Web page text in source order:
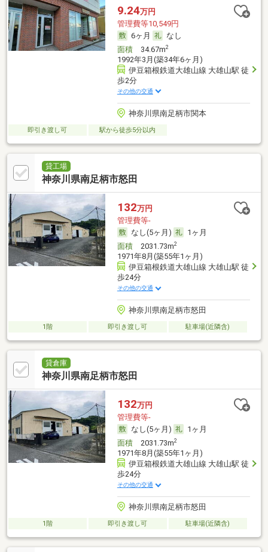
9.24万円
管理費等10,549円
6ヶ月
なし
面積34.67m2
1992年3月(築34年6ヶ月)
伊豆箱根鉄道大雄山線 大雄山駅 徒
歩2分
その他の交通
神奈川県南足柄市関本
即引き渡し可 駅から徒歩5分以内
貸工場
神奈川県南足柄市怒田
132万円
管理費等-
なし(5ヶ月)
1ヶ月
面積2031.73m2
1971年8月(築55年1ヶ月)
伊豆箱根鉄道大雄山線 大雄山駅 徒
歩24分
その他の交通
神奈川県南足柄市怒田
1階 即引き渡し可 駐車場(近隣含)
貸倉庫
神奈川県南足柄市怒田
132万円
管理費等-
なし(5ヶ月)
1ヶ月
面積2031.73m2
1971年8月(築55年1ヶ月)
伊豆箱根鉄道大雄山線 大雄山駅 徒
歩24分
その他の交通
神奈川県南足柄市怒田
1階 即引き渡し可 駐車場(近隣含)